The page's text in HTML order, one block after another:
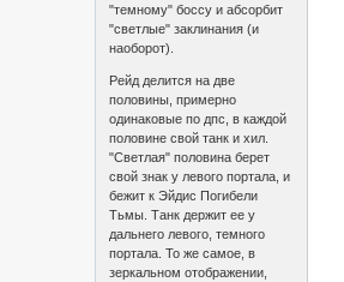
"темному" боссу и абсорбит
"светлые" заклинания (и
наоборот).
Рейд делится на две
половины, примерно
одинаковые по дпс, в каждой
половине свой танк и хил.
"Светлая" половина берет
свой знак у левого портала, и
бежит к Эйдис Погибели
Тьмы. Танк держит ее у
дальнего левого, темного
портала. То же самое, в
зеркальном отображении,